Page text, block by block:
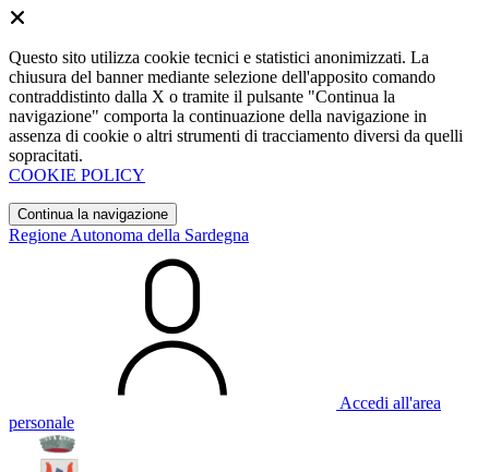
Questo sito utilizza cookie tecnici e statistici anonimizzati. La
chiusura del banner mediante selezione dell'apposito comando
contraddistinto dalla X o tramite il pulsante "Continua la
navigazione" comporta la continuazione della navigazione in
assenza di cookie o altri strumenti di tracciamento diversi da quelli
sopracitati.
COOKIE POLICY
Continua la navigazione
Regione Autonoma della Sardegna
Accedi all'area
personale